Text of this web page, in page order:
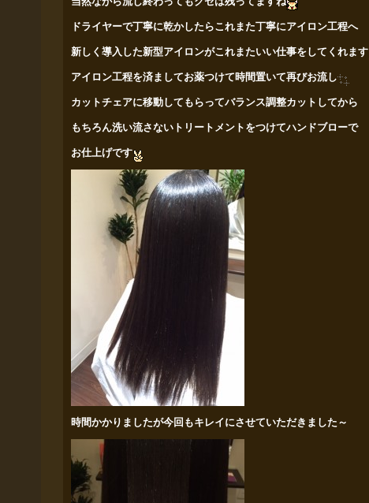
ドライヤーで丁寧に乾かしたらこれまた丁寧にアイロン工程へ
新しく導入した新型アイロンがこれまたいい仕事をしてくれます
アイロン工程を済ましてお薬つけて時間置いて再びお流し
カットチェアに移動してもらってバランス調整カットしてから
もちろん洗い流さない トリートメントをつけてハンドブローで
お仕上げです
時間かかりましたが今回もキレイにさせていただきました～